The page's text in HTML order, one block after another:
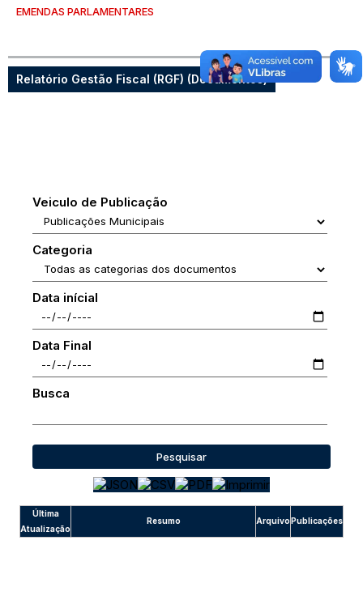
EMENDAS PARLAMENTARES
Relatório Gestão Fiscal (RGF) (Documentos)
Veiculo de Publicação
Categoria
Data inícial
Data Final
Busca
Pesquisar
Última
Atualização
Resumo ArquivoPublicações